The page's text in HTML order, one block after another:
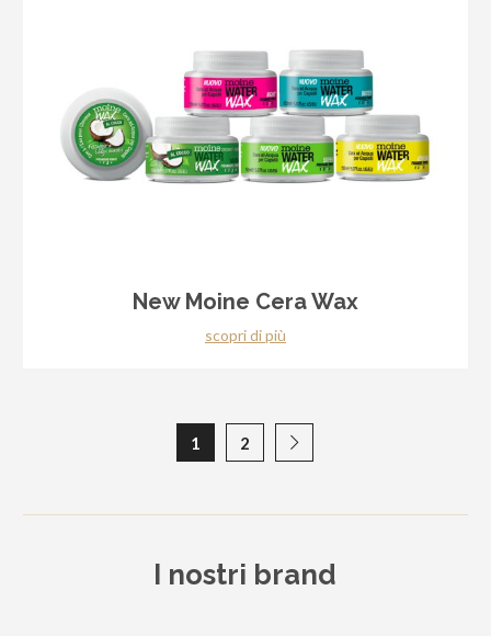
New Moine Cera Wax
scopri di più
1 2
I nostri brand